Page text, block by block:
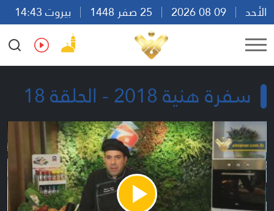
الأحد
بيروت 14:43
Ar
En Fr Es
سفرة هنية 2018 - الحلقة 18
Play
Video